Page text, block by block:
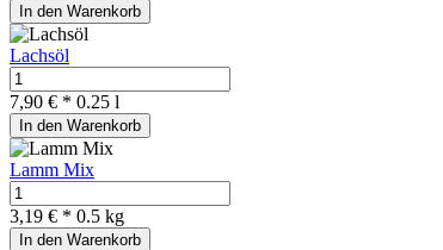
In den Warenkorb
Lachsöl
7,90 € * 0.25 l
In den Warenkorb
Lamm Mix
3,19 € * 0.5 kg
In den Warenkorb